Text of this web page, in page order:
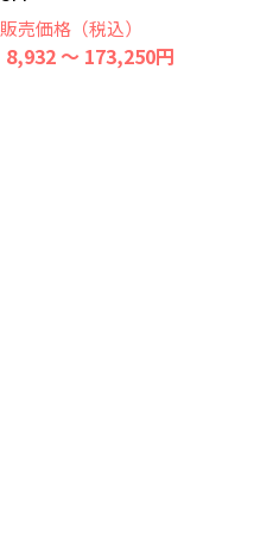
販売価格（税込）
8,932 ～ 173,250円